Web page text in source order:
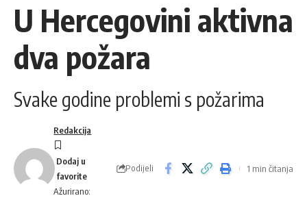
U Hercegovini aktivna
dva požara
Svake godine problemi s požarima
Ažurirano:
Redakcija
Podijeli 1 min čitanja